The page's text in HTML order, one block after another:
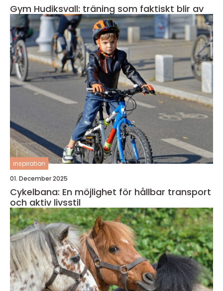
Gym Hudiksvall: träning som faktiskt blir av
inspiration
01. December 2025
Cykelbana: En möjlighet för hållbar transport
och aktiv livsstil